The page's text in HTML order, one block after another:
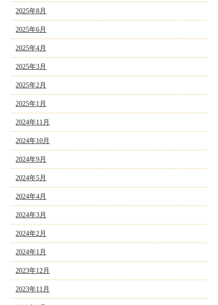
2025年8月
2025年6月
2025年4月
2025年3月
2025年2月
2025年1月
2024年11月
2024年10月
2024年9月
2024年5月
2024年4月
2024年3月
2024年2月
2024年1月
2023年12月
2023年11月